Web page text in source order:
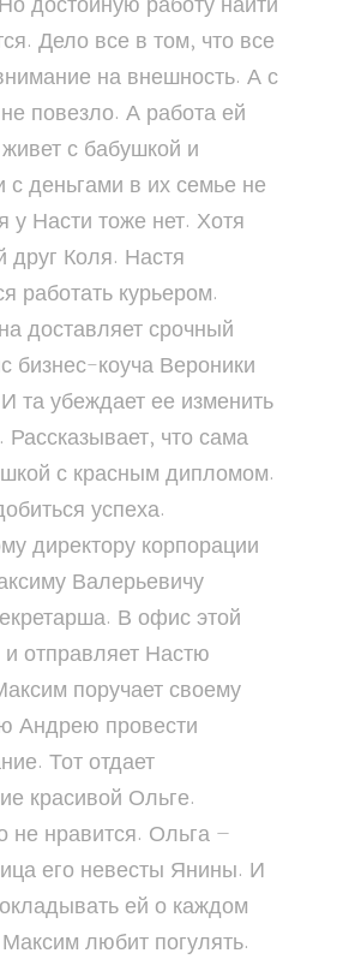
Дело все в том, что все
на внешность. А с
повезло. А работа ей
с бабушкой и
деньгами в их семье не
у Насти тоже нет. Хотя
друг Коля. Настя
работать курьером.
доставляет срочный
бизнес-коуча Вероники
та убеждает ее изменить
что сама
с красным дипломом.
успеха.
директору корпорации
Валерьевичу
В офис этой
отправляет Настю
поручает своему
Андрею провести
Тот отдает
красивой Ольге.
не нравится. Ольга —
его невесты Янины. И
ей о каждом
любит погулять.